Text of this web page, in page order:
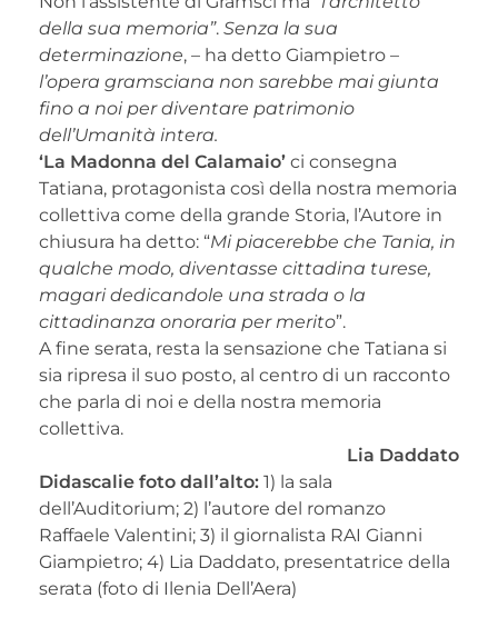
della sua memoria”. Senza la sua
determinazione, – ha detto Giampietro –
l’opera gramsciana non sarebbe mai giunta
fino a noi per diventare patrimonio
dell’Umanità intera.
‘La Madonna del Calamaio’ ci consegna
Tatiana, protagonista così della nostra memoria
collettiva come della grande Storia, l’Autore in
chiusura ha detto: “Mi piacerebbe che Tania, in
qualche modo, diventasse cittadina turese,
magari dedicandole una strada o la
cittadinanza onoraria per merito”.
A fine serata, resta la sensazione che Tatiana si
sia ripresa il suo posto, al centro di un racconto
che parla di noi e della nostra memoria
collettiva.
Lia Daddato
Didascalie foto dall’alto: 1) la sala
dell’Auditorium; 2) l’autore del romanzo
Raffaele Valentini; 3) il giornalista RAI Gianni
Giampietro; 4) Lia Daddato, presentatrice della
serata (foto di Ilenia Dell’Aera)